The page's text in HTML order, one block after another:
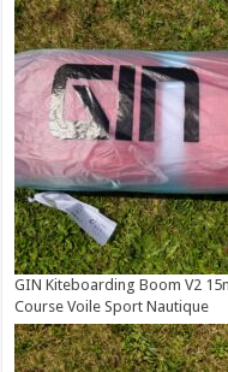
GIN Kiteboarding Boom V2
Course Voile Sport Nautique